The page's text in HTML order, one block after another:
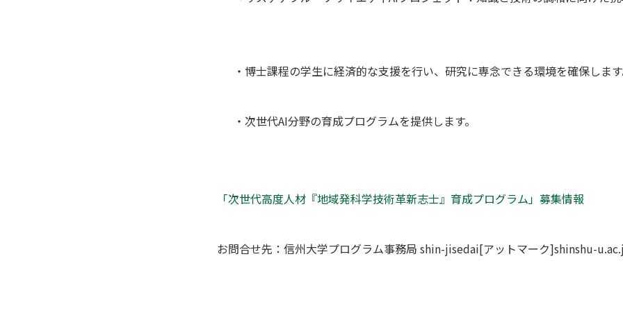
・博士課程の学生に経済的な支援を行い、研究に専念できる環境を確保しま
・次世代AI分野の育成プログラムを提供します。
「次世代高度人材『地域発科学技術革新志士』育成プログラム」募集情報
お問合せ先：信州大学プログラム事務局 shin-jisedai[アットマーク]shinshu-